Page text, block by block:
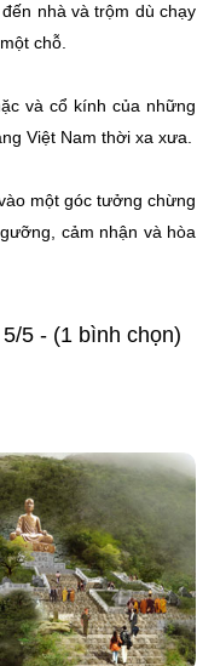
nhà và trộm dù chạy
chỗ.
và cổ kính của những
Việt Nam thời xa xưa.
một góc tưởng chừng
cảm nhận và hòa
5/5 - (1 bình chọn)